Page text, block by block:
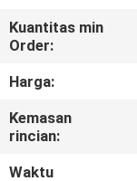
PABRIK
KUALITAS
Kuantitas min
Order:
Harga:
Kemasan
rincian:
Waktu